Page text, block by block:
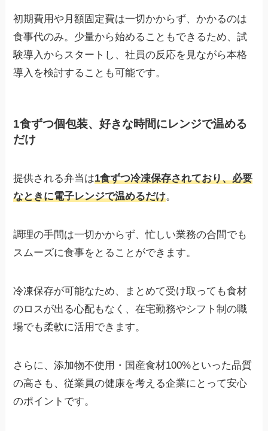
初期費用や月額固定費は一切かからず、かかるのは
食事代のみ。少量から始めることもできるため、試
験導入からスタートし、社員の反応を見ながら本格
導入を検討することも可能です。
1食ずつ個包装、好きな時間にレンジで温める
だけ
提供される弁当は1食ずつ冷凍保存されており、必要
なときに電子レンジで温めるだけ。
調理の手間は一切かからず、忙しい業務の合間でも
スムーズに食事をとることができます。
冷凍保存が可能なため、まとめて受け取っても食材
のロスが出る心配もなく、在宅勤務やシフト制の職
場でも柔軟に活用できます。
さらに、添加物不使用・国産食材100%といった品質
の高さも、従業員の健康を考える企業にとって安心
のポイントです。